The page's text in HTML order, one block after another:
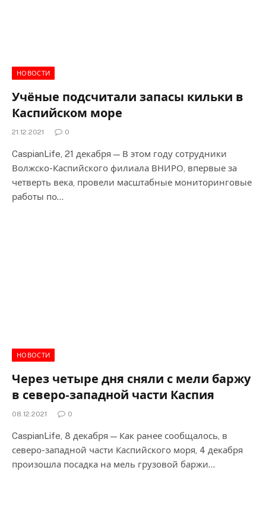
НОВОСТИ
Учёные подсчитали запасы кильки в
Каспийском море
21.12.2021 0
CaspianLife, 21 декабря — В этом году сотрудники
Волжско-Каспийского филиала ВНИРО, впервые за
четверть века, провели масштабные мониторинговые
работы по…
НОВОСТИ
Через четыре дня сняли с мели баржу
в северо-западной части Каспия
08.12.2021 0
CaspianLife, 8 декабря — Как ранее сообщалось, в
северо-западной части Каспийского моря, 4 декабря
произошла посадка на мель грузовой баржи…